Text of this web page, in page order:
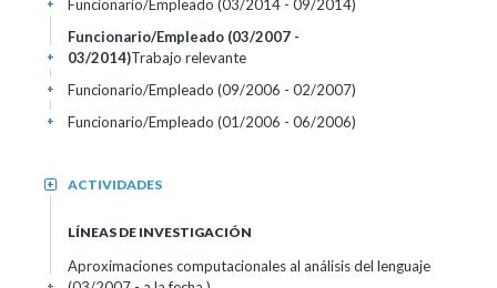
Funcionario/Empleado (03/2014 - 09/2014)
+
Funcionario/Empleado (03/2007 -
03/2014)Trabajo relevante
+
Funcionario/Empleado (09/2006 - 02/2007)
+
Funcionario/Empleado (01/2006 - 06/2006)
+
ACTIVIDADES
+
LÍNEAS DE INVESTIGACIÓN
Aproximaciones computacionales al análisis del lenguaje